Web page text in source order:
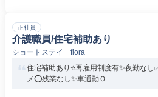
正社員
介護職員/住宅補助あり
ショートステイ flora
住宅補助あり⭐️再雇用制度有✨夜勤なし
メ⭕️残業なし✨車通勤Ｏ...